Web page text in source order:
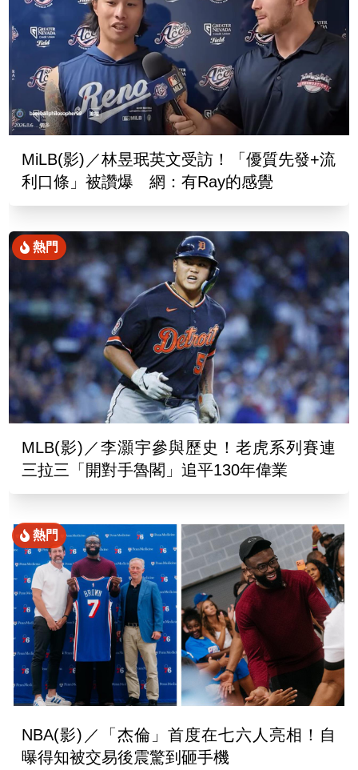
MiLB(影)／林昱珉英文受訪！「優質先發+流
利口條」被讚爆 網：有Ray的感覺
熱門
MLB(影)／李灝宇參與歷史！老虎系列賽連
三拉三「開對手魯閣」追平130年偉業
熱門
NBA(影)／「杰倫」首度在七六人亮相！自
曝得知被交易後震驚到砸手機